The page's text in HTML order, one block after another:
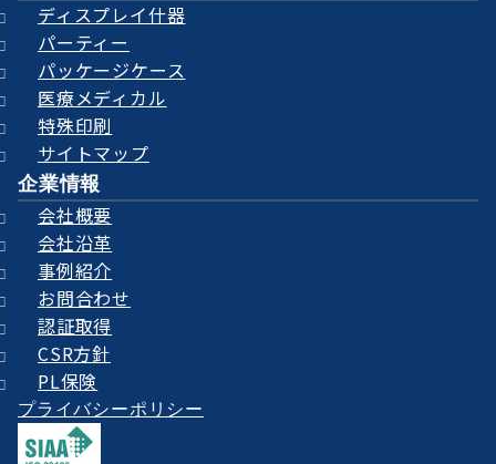
ディスプレイ什器
パーティー
パッケージケース
医療メディカル
特殊印刷
サイトマップ
企業情報
会社概要
会社沿革
事例紹介
お問合わせ
認証取得
CSR方針
PL保険
プライバシーポリシー